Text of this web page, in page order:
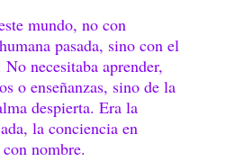
mundo, no con
pasada, sino con el
necesitaba aprender,
o enseñanzas, sino de la
despierta. Era la
la conciencia en
nombre.